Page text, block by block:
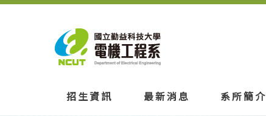
招生資訊 最新消息 系所簡介